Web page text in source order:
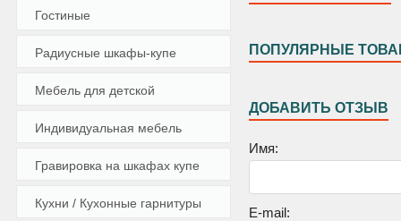
Гостиные
Радиусные шкафы-купе
Мебель для детской
Индивидуальная мебель
Гравировка на шкафах купе
Кухни / Кухонные гарнитуры
ПОПУЛЯРНЫЕ
ДОБАВИТЬ ОТЗЫВ
Имя:
E-mail: